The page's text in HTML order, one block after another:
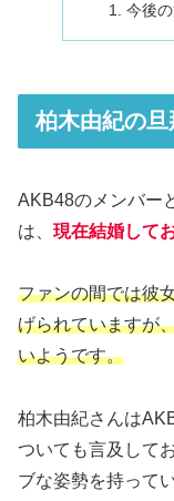
今後
柏木由紀の旦
AKB48のメンバー
は、 現在結婚して
ファンの間では彼
げられていますが
いようです。
柏木由紀さんは
ついても言及して
ブな姿勢を持って